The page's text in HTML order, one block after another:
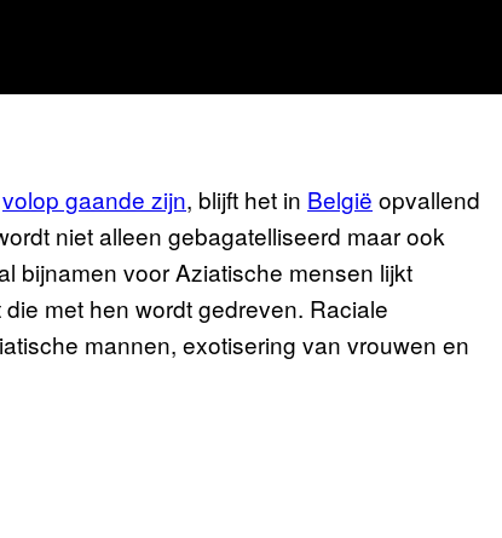
volop gaande zijn, blijft het in België opvallend
niet alleen gebagatelliseerd maar ook
bijnamen voor Aziatische mensen lijkt
met hen wordt gedreven. Raciale
mannen, exotisering van vrouwen en